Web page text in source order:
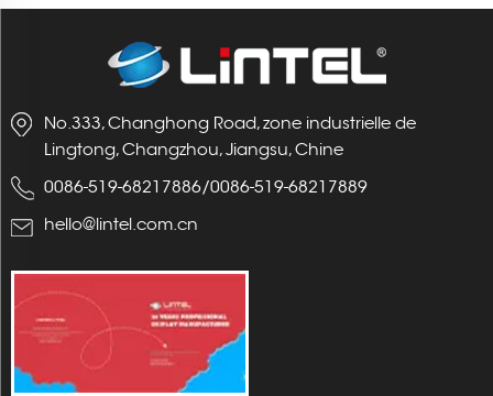
No.333, Changhong Road, zone industrielle de
Lingtong, Changzhou, Jiangsu, Chine
0086-519-68217886/0086-519-68217889
hello@lintel.com.cn